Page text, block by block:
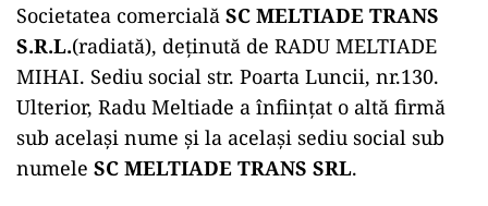
Societatea comercială SC MELTIADE TRANS
S.R.L.(radiată), deținută de RADU MELTIADE
MIHAI. Sediu social str. Poarta Luncii, nr.130.
Ulterior, Radu Meltiade a înființat o altă firmă
sub același nume și la același sediu social sub
numele SC MELTIADE TRANS SRL.